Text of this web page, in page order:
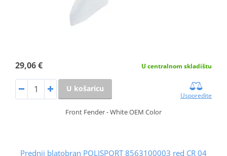
29,06 € U centralnom skladištu
U košaricu
Usporedite
Front Fender - White OEM Color
Prednji blatobran POLISPORT 8563100003 red CR 04